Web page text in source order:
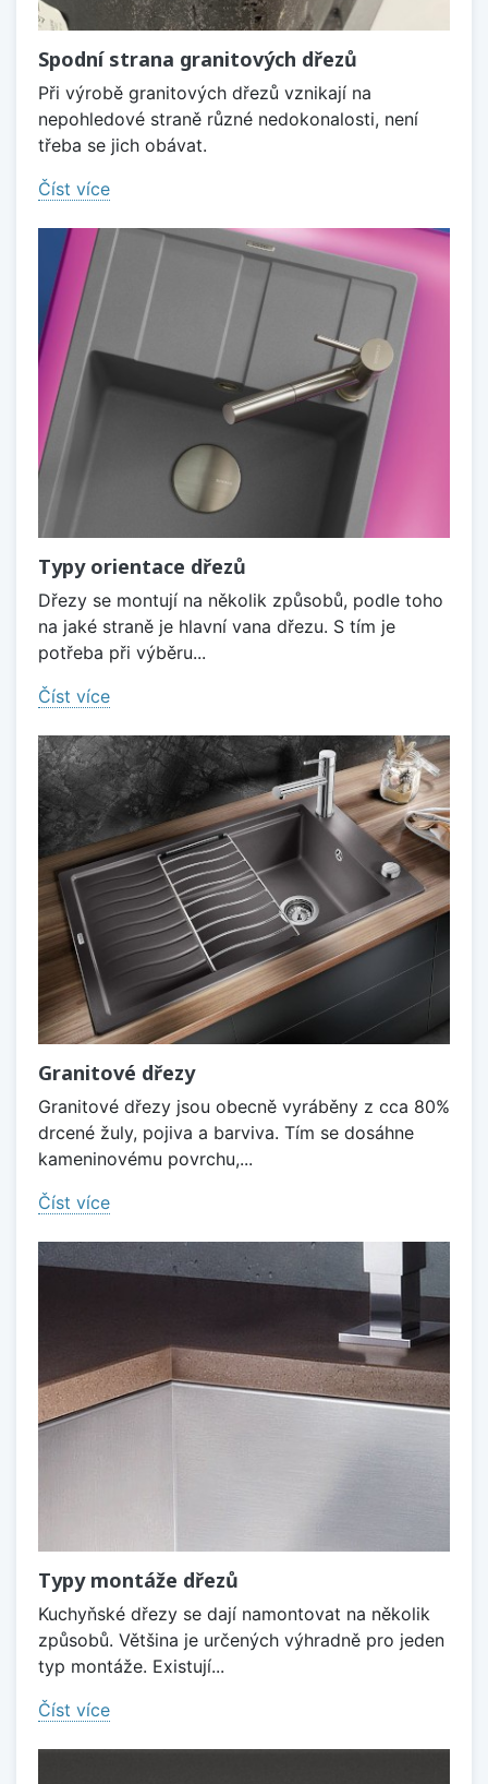
Spodní strana granitových dřezů
Při výrobě granitových dřezů vznikají na
nepohledové straně různé nedokonalosti, není
třeba se jich obávat.
Číst více
Typy orientace dřezů
Dřezy se montují na několik způsobů, podle toho
na jaké straně je hlavní vana dřezu. S tím je
potřeba při výběru...
Číst více
Granitové dřezy
Granitové dřezy jsou obecně vyráběny z cca 80%
drcené žuly, pojiva a barviva. Tím se dosáhne
kameninovému povrchu,...
Číst více
Typy montáže dřezů
Kuchyňské dřezy se dají namontovat na několik
způsobů. Většina je určených výhradně pro jeden
typ montáže. Existují...
Číst více